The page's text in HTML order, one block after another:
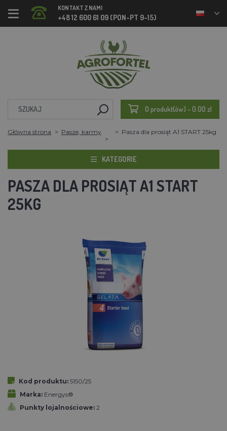
KONTAKT Z NAMI
+48 12 600 61 09 (PON-PT 9-15)
0 produkt(ów) - 0.00 zl
Główna strona Pasze, karmy Pasza dla prosiąt A1 START 25kg
KATEGORIE
PASZA DLA PROSIĄT A1 START
25KG
Kod produktu: 5150/25
Marka: Energys®
Punkty lojalnościowe: 2